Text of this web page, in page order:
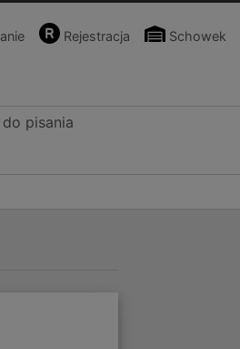
Rejestracja Schowek
pisania